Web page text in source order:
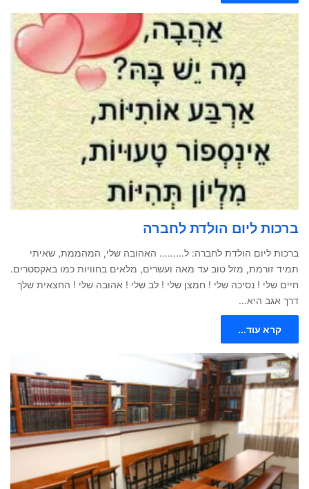
ברכות ליום הולדת לחברה
ברכות ליום הולדת לחברה: ל……… האהובה שלי, המהממת, שאיתי
תמיד זורמת, מזל טוב עד מאה ועשרים, מלאים בחוויות כמו באקסטרים.
חיים שלי ! נסיכה שלי ! חמצן שלי ! לב שלי ! אהובה שלי ! החצאית שלך
דרך אגב היא…
קרא עוד...